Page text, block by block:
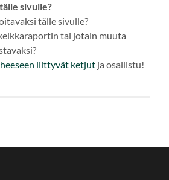
sivulle?
tälle sivulle?
tai jotain muuta
liittyvät ketjut ja osallistu!